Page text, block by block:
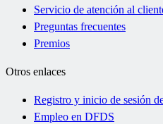
Servicio de atención al
Preguntas frecuentes
Premios
Otros enlaces
Registro y inicio de sesión
Empleo en DFDS